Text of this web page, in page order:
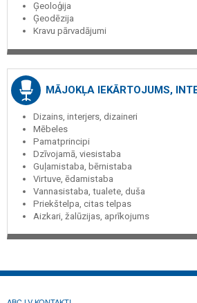
Ģeoloģija
Ģeodēzija
Kravu pārvadājumi
MĀJOKĻA IEKĀRTOJUMS,
Dizains, interjers, dizaineri
Mēbeles
Pamatprincipi
Dzīvojamā, viesistaba
Guļamistaba, bērnistaba
Virtuve, ēdamistaba
Vannasistaba, tualete, duša
Priekštelpa, citas telpas
Aizkari, žalūzijas, aprīkojums